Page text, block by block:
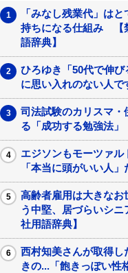
「みなし残業代」は
持ちになる仕組み 【
語辞典】
ひろゆき「50代で伸び
に思い入れのない人で
司法試験のカリスマ・
る「成功する勉強法」
エジソンもモーツァル
「本当に頭がいい人
高齢者雇用は大きなお
う中堅、居づらいシニ
社用語辞典】
西村知美さんが取得し
きの...「飽きっぽい性